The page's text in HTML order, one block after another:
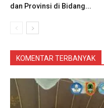
dan Provinsi di Bidang...
KOMENTAR TERBANYAK